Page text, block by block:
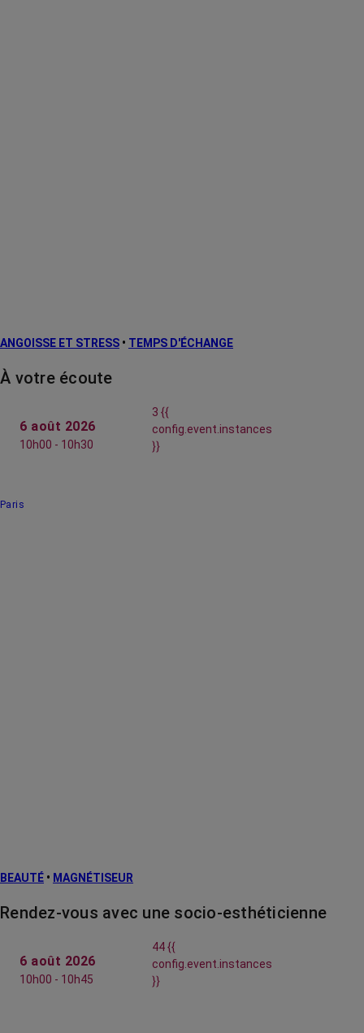
ANGOISSE ET STRESS • TEMPS D'ÉCHANGE
À votre écoute
6 août 2026
10h00 - 10h30
3 {{
config.event.instances
}}
Paris
BEAUTÉ • MAGNÉTISEUR
Rendez-vous avec une socio-esthéticienne
6 août 2026
10h00 - 10h45
44 {{
config.event.instances
}}